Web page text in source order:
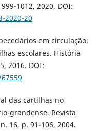
1012, 2020. DOI:
2020-20
em circulação:
escolares. História
2016. DOI:
das cartilhas no
grandense. Revista
16, p. 91-106, 2004.